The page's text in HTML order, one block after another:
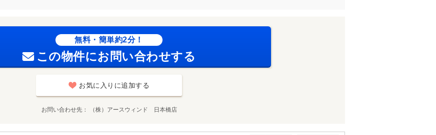
無料・簡単約2分！
この物件にお問い合わせする
お気に入りに追加する
お問い合わせ先 （株）アースウィンド 日本橋店